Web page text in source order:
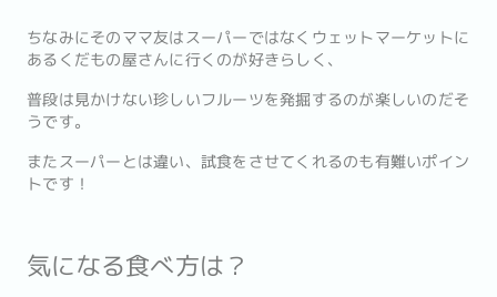
ちなみにそのママ友はスーパーではなくウェットマーケットに
あるくだもの屋さんに行くのが好きらしく、
普段は見かけない珍しいフルーツを発掘するのが楽しいのだそ
うです。
またスーパーとは違い、試食をさせてくれるのも有難いポイン
トです！
気になる食べ方は？